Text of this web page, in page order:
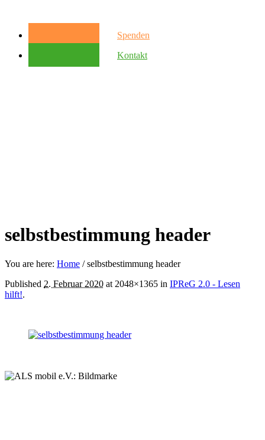
Spenden
Kontakt
selbstbestimmung header
You are here: Home /selbstbestimmung header
Published 2. Februar 2020 at 2048×1365 in IPReG 2.0 ­- Lesen
hilft!.